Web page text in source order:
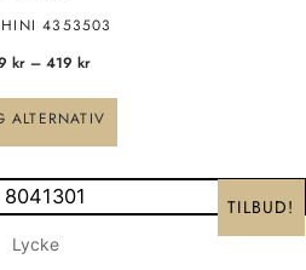
4353503
kr – 419 kr
ALTERNATIV
Alternativene
produktsiden
TILBUD!
Lycke
Opprinnelig
pris
var:
799 kr.
Nåværende
pris
er: